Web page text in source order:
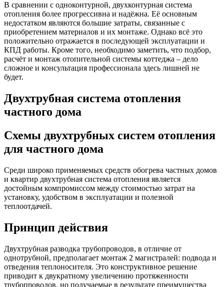
В сравнении с одноконтурной, двухконтурная система
отопления более прогрессивна и надёжна. Её основным
недостатком являются большие затраты, связанные с
приобретением материалов и их монтаже. Однако всё это
положительно отражается в последующей эксплуатации и
КПД работы. Кроме того, необходимо заметить, что подбор,
расчёт и монтаж отопительной системы коттеджа – дело
сложное и консультация профессионала здесь лишней не
будет.
Двухтрубная система отопления
частного дома
Схемы двухтрубных систем отопления
для частного дома
Среди широко применяемых средств обогрева частных домов
и квартир двухтрубная система отопления является
достойным компромиссом между стоимостью затрат на
установку, удобством в эксплуатации и полезной
теплоотдачей.
Принцип действия
Двухтрубная разводка трубопроводов, в отличие от
однотрубной, предполагает монтаж 2 магистралей: подвода и
отведения теплоносителя. Это конструктивное решение
приводит к двукратному увеличению протяженности
трубопроводов, но получаемые в результате преимущества